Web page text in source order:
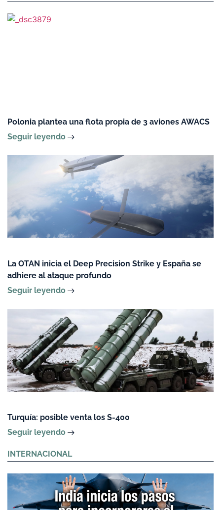
Polonia plantea una flota propia de 3 aviones AWACS
Seguir leyendo
La OTAN inicia el Deep Precision Strike y España se
adhiere al ataque profundo
Seguir leyendo
Turquía: posible venta los S-400
Seguir leyendo
INTERNACIONAL